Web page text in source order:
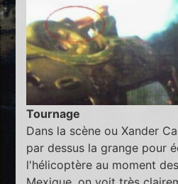
Tournage
Dans la scène ou Xander
par dessus la grange pour
l'hélicoptère au moment